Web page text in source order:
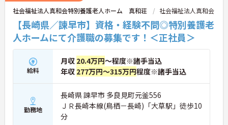
社会福祉法人真和会特別養護老人ホーム 真和荘 社会福祉法人真和会
【長崎県／諫早市】資格・経験不問◎特別養護老
人ホームにて介護職の募集です！＜正社員＞
給料
月収 20.4万円～程度※諸手当込
年収 277万円～315万円程度※諸手当込
勤務地
長崎県 諫早市 多良見町元釜556
ＪＲ長崎本線(鳥栖－長崎)「大草駅」徒歩10
分